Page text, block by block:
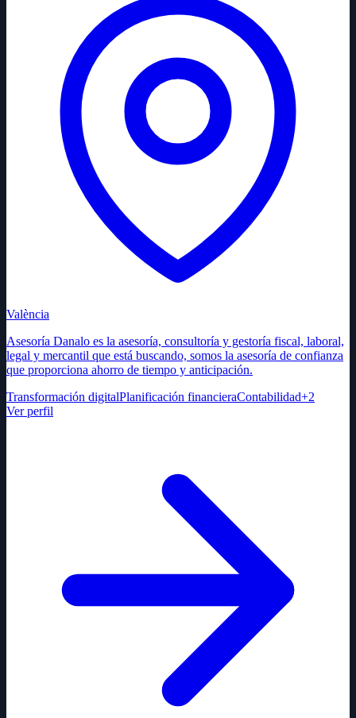
València
Asesoría Danalo es la asesoría, consultoría y gestoría fiscal, laboral,
legal y mercantil que está buscando, somos la asesoría de confianza
que proporciona ahorro de tiempo y anticipación.
Transformación digitalPlanificación financieraContabilidad+2
Ver perfil